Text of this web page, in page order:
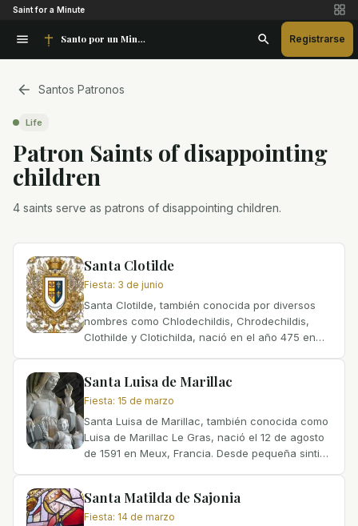
Saint for a Minute
Santo por un Minuto Registrarse
Santos Patronos
Life
Patron Saints ofdisappointing
children
4 saints serve as patrons of disappointing children.
Santa Clotilde
Fiesta: 3 de junio
Santa Clotilde, también conocida por diversos
nombres como Chlodechildis, Chrodechildis,
Clothilde y Clotichilda, nació en el año 475 en
Santa Luisa de Marillac
Fiesta: 15 de marzo
Santa Luisa de Marillac, también conocida como
Luisa de Marillac Le Gras, nació el 12 de agosto
de 1591 en Meux, Francia. Desde pequeña sintió
Santa Matilda de Sajonia
Fiesta: 14 de marzo